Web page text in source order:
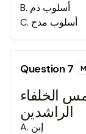
B. أسلوب ذم
C. أسلوب مدح
Question7
الخلفاء
الراشدين
A. إبن